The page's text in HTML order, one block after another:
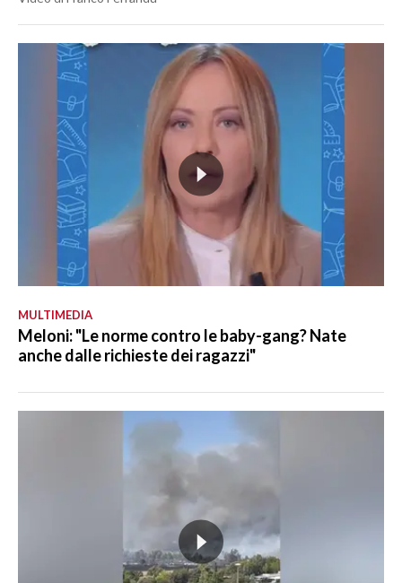
MULTIMEDIA
Meloni: "Le norme contro le baby-gang? Nate
anche dalle richieste dei ragazzi"